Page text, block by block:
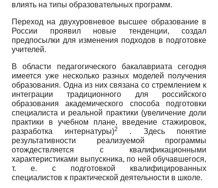
влиять на типы образовательных программ.
Переход на двухуровневое высшее образование в
России проявил новые тенденции, создал
предпосылки для изменения подходов в подготовке
учителей.
В области педагогического бакалавриата сегодня
имеется уже несколько разных моделей получения
образования. Одна из них связана со стремлением к
интеграции традиционного для российского
образования академического способа подготовки
специалиста и реальной практики (увеличение доли
практики в учебном плане, введение стажировок,
разработка интернатуры)2
. Здесь понятие
результативности реализуемой программы
отождествляется с квалификационными
характеристиками выпускника, по ней обучавшегося,
т. е. с подготовкой квалифицированных
специалистов к практической деятельности в школе.